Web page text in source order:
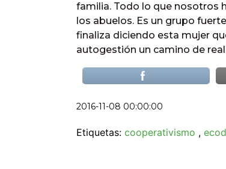
familia. Todo lo que nosotros
los abuelos. Es un grupo
finaliza diciendo esta mujer
autogestión un camino de
2016-11-08 00:00:00
Etiquetas: cooperativismo ,